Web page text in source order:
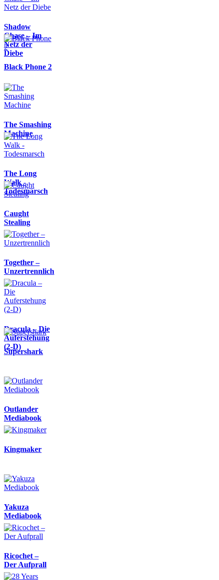
Shadow
Chase – Im
Netz der
Diebe
Black Phone 2
The Smashing
Machine
The Long
Walk -
Todesmarsch
Caught
Stealing
Together –
Unzertrennlich
Dracula – Die
Auferstehung
(2-D)
Supershark
Outlander
Mediabook
Kingmaker
Yakuza
Mediabook
Ricochet –
Der Aufprall